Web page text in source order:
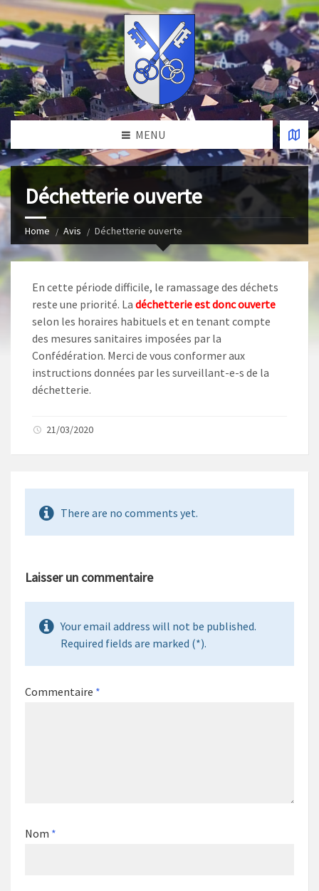
MENU
Déchetterie ouverte
Home Avis Déchetterie ouverte
En cette période difficile, le ramassage des déchets
reste une priorité. La déchetterie est donc ouverte
selon les horaires habituels et en tenant compte
des mesures sanitaires imposées par la
Confédération. Merci de vous conformer aux
instructions données par les surveillant-e-s de la
déchetterie.
21/03/2020
There are no comments yet.
Laisser un commentaire
Your email address will not be published.
Required fields are marked (*).
Commentaire *
Nom *